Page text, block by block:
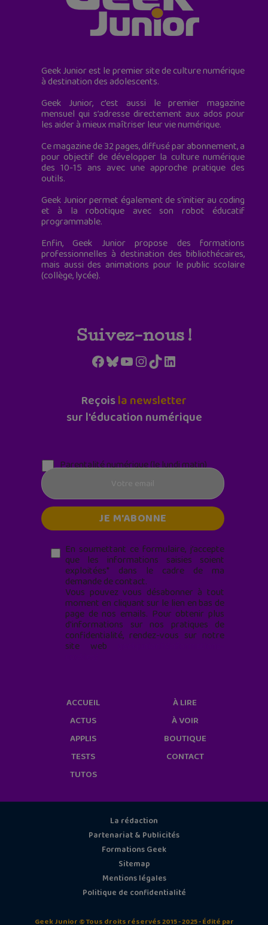
Geek Junior est le premier site de culture numérique
à destination des adolescents.
Geek Junior, c’est aussi le premier magazine
mensuel qui s’adresse directement aux ados pour
les aider à mieux maîtriser leur vie numérique.
Ce magazine de 32 pages, diffusé par abonnement, a
pour objectif de développer la culture numérique
des 10-15 ans avec une approche pratique des
outils.
Geek Junior permet également de s'initier au coding
et à la robotique avec son robot éducatif
programmable.
Enfin, Geek Junior propose des formations
professionnelles à destination des bibliothécaires,
mais aussi des animations pour le public scolaire
(collège, lycée).
Suivez-nous !
Facebook
Bluesky
YouTube
Instagram
TikTokLinkedIn
Reçoisla newsletter
sur l'éducation numérique
Parentalité numérique (le lundi matin)
En soumettant ce formulaire, j’accepte
que les informations saisies soient
exploitées* dans le cadre de ma
demande de contact.
Vous pouvez vous désabonner à tout
moment en cliquant sur le lien en bas de
page de nos emails. Pour obtenir plus
d'informations sur nos pratiques de
confidentialité, rendez-vous sur notre
site web
ACCUEIL
ACTUS
APPLIS
TESTS
TUTOS
À LIRE
À VOIR
BOUTIQUE
CONTACT
La rédaction
Partenariat & Publicités
Formations Geek
Sitemap
Mentions légales
Politique de confidentialité
Geek Junior © Tous droits réservés 2015 - 2025 - Édité par